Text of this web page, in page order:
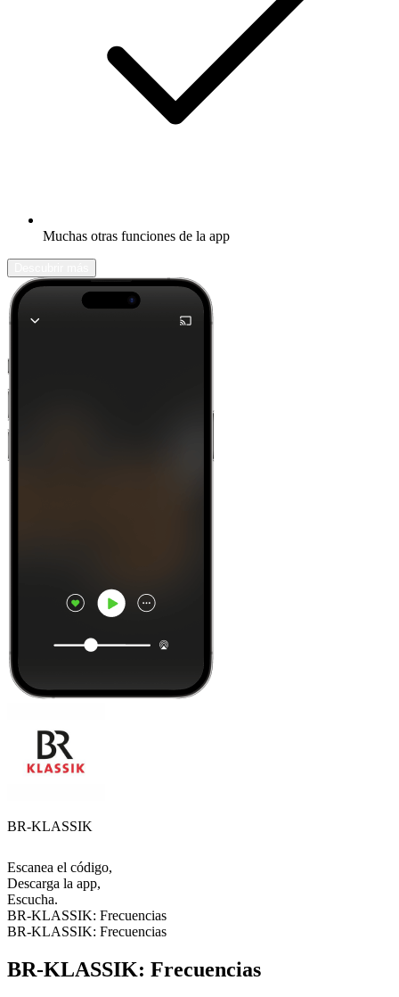
Muchas otras funciones de la app
BR-KLASSIK
Escanea el código,
Descarga la app,
Escucha.
BR-KLASSIK: Frecuencias
BR-KLASSIK: Frecuencias
BR-KLASSIK: Frecuencias